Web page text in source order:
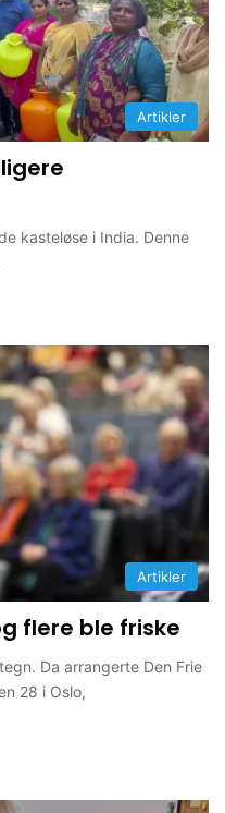
Artikler
kasteløse i India. Denne
Artikler
flere ble friske
Da arrangerte Den Frie
28 i Oslo,